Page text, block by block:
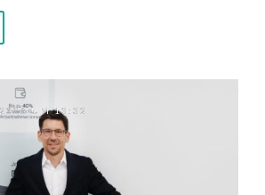
UM 13:32